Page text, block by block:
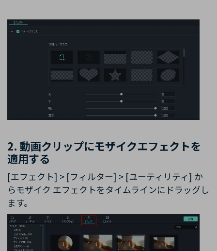
2. 動画クリップにモザイクエフェクトを
適用する
[エフェクト] > [フィルター] > [ユーティリティ] か
らモザイク エフェクトをタイムラインにドラッグし
ます。